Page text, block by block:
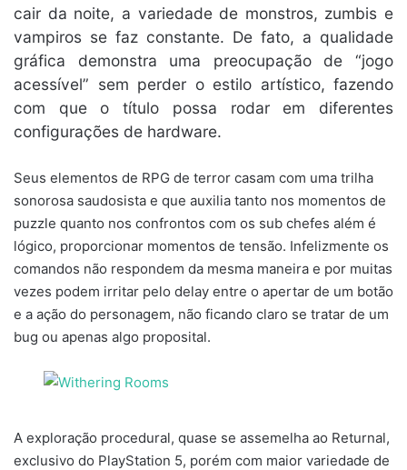
cair da noite, a variedade de monstros, zumbis e
vampiros se faz constante. De fato, a qualidade
gráfica demonstra uma preocupação de “jogo
acessível” sem perder o estilo artístico, fazendo
com que o título possa rodar em diferentes
configurações de hardware.
Seus elementos de RPG de terror casam com uma trilha
sonorosa saudosista e que auxilia tanto nos momentos de
puzzle quanto nos confrontos com os sub chefes além é
lógico, proporcionar momentos de tensão. Infelizmente os
comandos não respondem da mesma maneira e por muitas
vezes podem irritar pelo delay entre o apertar de um botão
e a ação do personagem, não ficando claro se tratar de um
bug ou apenas algo proposital.
A exploração procedural, quase se assemelha ao Returnal,
exclusivo do PlayStation 5, porém com maior variedade de